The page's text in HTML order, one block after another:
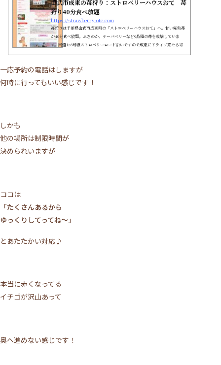
山武市成東の苺狩り：ストロベリーハウスおて 苺
狩り40分食べ放題
https://strawberry-ote.com
苺狩りは千葉県山武市成東町の「ストロベリーハウスおて」へ。甘い完熟苺
が40分食べ放題。ふさのか、チーバベリーなど9品種の苺を栽培していま
す。国道126号線ストロベリーロード沿いですので成東にドライブ来たら寄
一応予約の電話はしますが
何時に行ってもいい感じです！
しかも
他の場所は制限時間が
決められいますが
ココは
「たくさんあるから
ゆっくりしてってね～」
とあたたかい対応♪
本当に赤くなってる
イチゴが沢山あって
奥へ進めない感じです！